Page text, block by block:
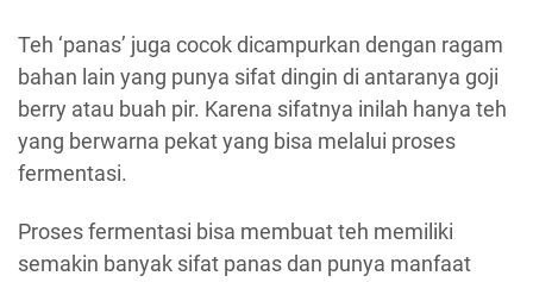
Teh ‘panas’ juga cocok dicampurkan dengan ragam
bahan lain yang punya sifat dingin di antaranya goji
berry atau buah pir. Karena sifatnya inilah hanya teh
yang berwarna pekat yang bisa melalui proses
fermentasi.
Proses fermentasi bisa membuat teh memiliki
semakin banyak sifat panas dan punya manfaat